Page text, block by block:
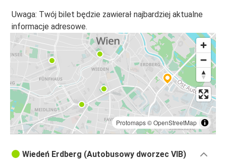
Uwaga: Twój bilet będzie zawierał najbardziej aktualne
informacje adresowe.
Protomaps©OpenStreetMap
Wiedeń Erdberg (Autobusowy dworzec VIB)